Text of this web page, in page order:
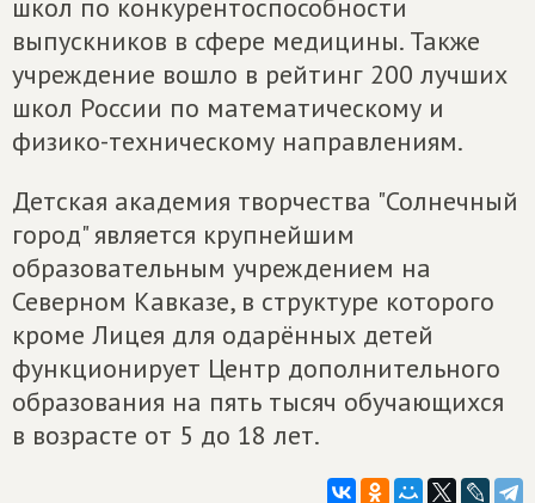
выпускников в сфере медицины. Также
учреждение вошло в рейтинг 200 лучших
школ России по математическому и
физико-техническому направлениям.
Детская академия творчества "Солнечный
город" является крупнейшим
образовательным учреждением на
Северном Кавказе, в структуре которого
кроме Лицея для одарённых детей
функционирует Центр дополнительного
образования на пять тысяч обучающихся
в возрасте от 5 до 18 лет.